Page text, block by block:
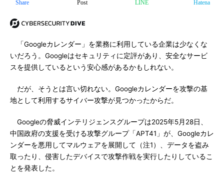
Share Post LINE Hatena
「Googleカレンダー」を業務に利用している企業は少なくな
いだろう。Googleはセキュリティに定評があり、安全なサービ
スを提供しているという安心感があるかもしれない。
だが、そうとは言い切れない。Googleカレンダーを攻撃の基
地として利用するサイバー攻撃が見つかったからだ。
Googleの脅威インテリジェンスグループは2025年5月28日、
中国政府の支援を受ける攻撃グループ「APT41」が、Googleカレ
ンダーを悪用してマルウェアを展開して（注1）、データを盗み
取ったり、侵害したデバイスで攻撃作戦を実行したりしているこ
とを発表した。